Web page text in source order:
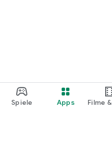
Spiele Apps
Filme &